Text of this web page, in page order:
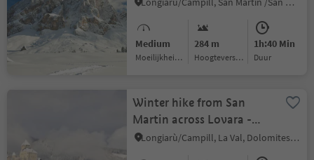
Medium
Moeilijkheidsgraad
284 m
Hoogteverschil
1h:40 Min
Duur
Winter hike from San
Martin across Lovara -
Preroman to Costa and
Longiarù/Campill, La Val, Dolomites Region Alta Badia